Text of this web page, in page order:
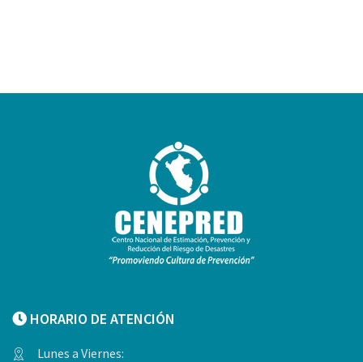
HORARIO DE ATENCIÓN
Lunes a Viernes: